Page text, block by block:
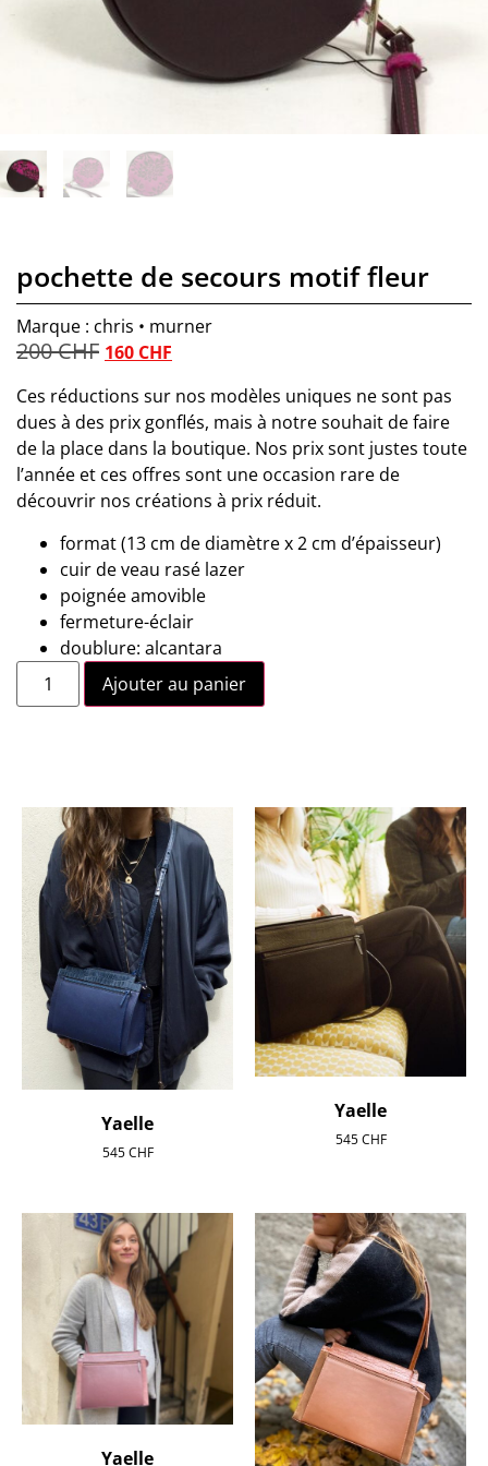
pochette de secours motif fleur
Marque : chris • murner
200CHF 160 CHF
Ces réductions sur nos modèles uniques ne sont pas
dues à des prix gonflés, mais à notre souhait de faire
de la place dans la boutique. Nos prix sont justes toute
l’année et ces offres sont une occasion rare de
découvrir nos créations à prix réduit.
format (13 cm de diamètre x 2 cm d’épaisseur)
cuir de veau rasé lazer
poignée amovible
fermeture-éclair
doublure: alcantara
Ajouter au panier
Yaelle
545CHF
Yaelle
545CHF
Yaelle